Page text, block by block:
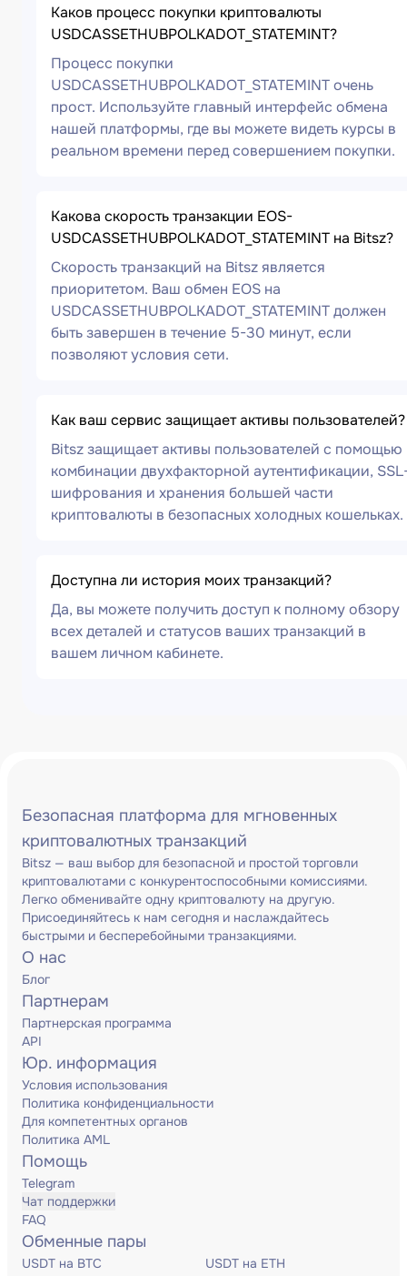
Каков процесс покупки криптовалюты
USDCASSETHUBPOLKADOT_STATEMINT?
Процесс покупки
USDCASSETHUBPOLKADOT_STATEMINT очень
прост. Используйте главный интерфейс обмена
нашей платформы, где вы можете видеть курсы в
реальном времени перед совершением покупки.
Какова скорость транзакции EOS-
USDCASSETHUBPOLKADOT_STATEMINT на Bitsz?
Скорость транзакций на Bitsz является
приоритетом. Ваш обмен EOS на
USDCASSETHUBPOLKADOT_STATEMINT должен
быть завершен в течение 5-30 минут, если
позволяют условия сети.
Как ваш сервис защищает активы пользователей?
Bitsz защищает активы пользователей с помощью
комбинации двухфакторной аутентификации,
шифрования и хранения большей части
криптовалюты в безопасных холодных кошельках.
Доступна ли история моих транзакций?
Да, вы можете получить доступ к полному обзору
всех деталей и статусов ваших транзакций в
вашем личном кабинете.
Безопасная платформа для мгновенных
криптовалютных транзакций
Bitsz — ваш выбор для безопасной и простой торговли
криптовалютами с конкурентоспособными комиссиями.
Легко обменивайте одну криптовалюту на другую.
Присоединяйтесь к нам сегодня и наслаждайтесь
быстрыми и бесперебойными транзакциями.
О нас
Блог
Партнерам
Партнерская программа
API
Юр. информация
Условия использования
Политика конфиденциальности
Для компетентных органов
Политика AML
Помощь
Telegram
Чат поддержки
FAQ
Обменные пары
USDT на BTC
USDT на ETH